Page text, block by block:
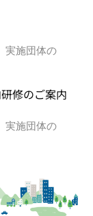
実施団体の
修のご案内
実施団体の